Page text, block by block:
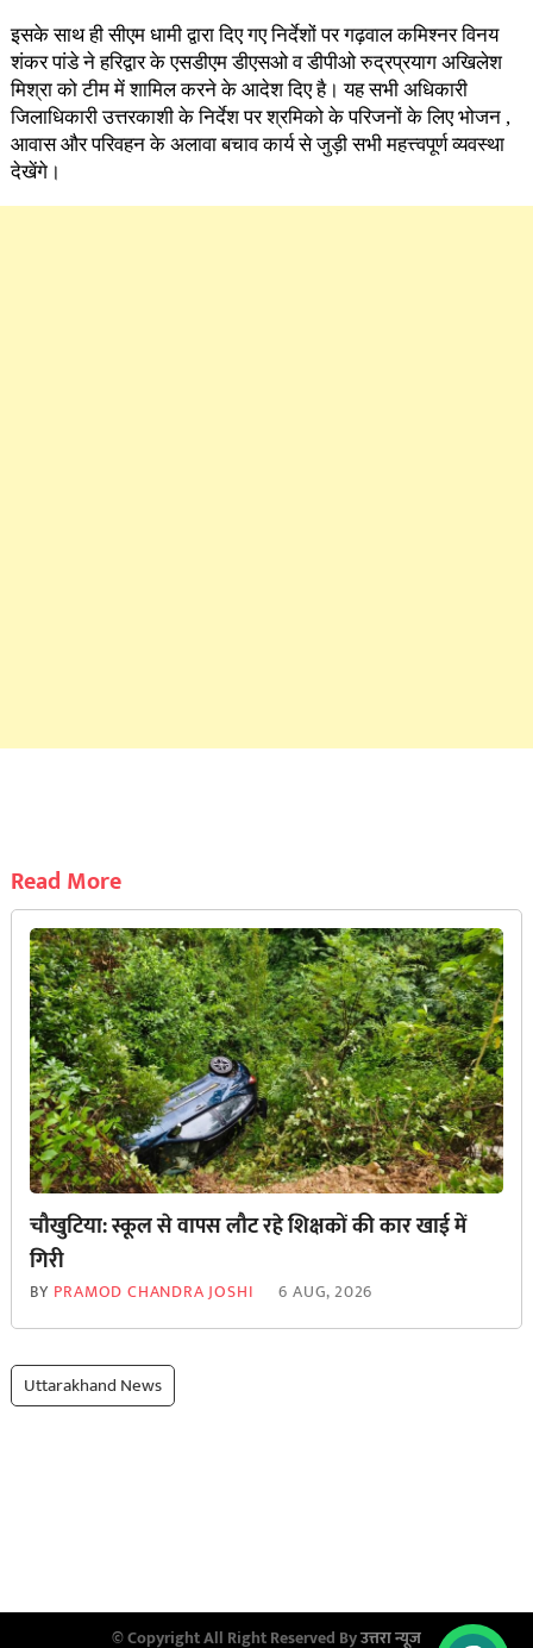
इसके साथ ही सीएम धामी द्वारा दिए गए निर्देशों पर गढ़वाल कमिश्नर विनय
शंकर पांडे ने हरिद्वार के एसडीएम डीएसओ व डीपीओ रुद्रप्रयाग अखिलेश
मिश्रा को टीम में शामिल करने के आदेश दिए है। यह सभी अधिकारी
जिलाधिकारी उत्तरकाशी के निर्देश पर श्रमिको के परिजनों के लिए भोजन ,
आवास और परिवहन के अलावा बचाव कार्य से जुड़ी सभी महत्त्वपूर्ण व्यवस्था
देखेंगे।
Read More
चौखुटिया: स्कूल से वापस लौट रहे शिक्षकों की कार खाई में
गिरी
BY PRAMOD CHANDRA JOSHI 6 AUG, 2026
Uttarakhand News
© Copyright All Right Reserved Byउत्तरा न्यूज